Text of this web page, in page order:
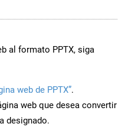
al formato PPTX, siga
web de PPTX”.
web que desea convertir
designado.